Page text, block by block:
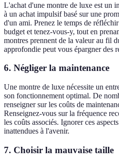
L'achat d'une montre de luxe est un
à un achat impulsif basé sur une
d'un ami. Prenez le temps de
budget et tenez-vous-y, tout en
montres prennent de la valeur au fil
approfondie peut vous épargner des
6. Négliger la maintenance
Une montre de luxe nécessite un
son fonctionnement optimal. De
renseigner sur les coûts de
Renseignez-vous sur la fréquence
les coûts associés. Ignorer ces
inattendues à l'avenir.
7. Choisir la mauvaise taille